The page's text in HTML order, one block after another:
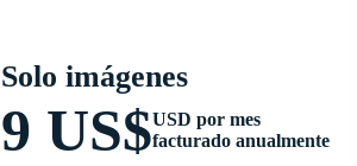
Solo imágenes
9 US$USD por mes
facturado anualmente